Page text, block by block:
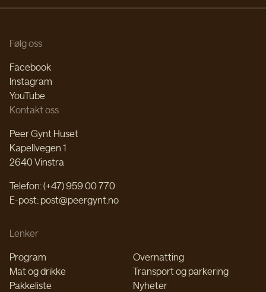
Følg oss
Facebook
Instagram
YouTube
Kontakt oss
Peer Gynt Huset
Kapellvegen 1
2640 Vinstra
Telefon: (+47) 959 00 770
E-post: post@peergynt.no
Lenker
Program
Overnatting
Mat og drikke
Transport og parkering
Pakkeliste
Nyheter